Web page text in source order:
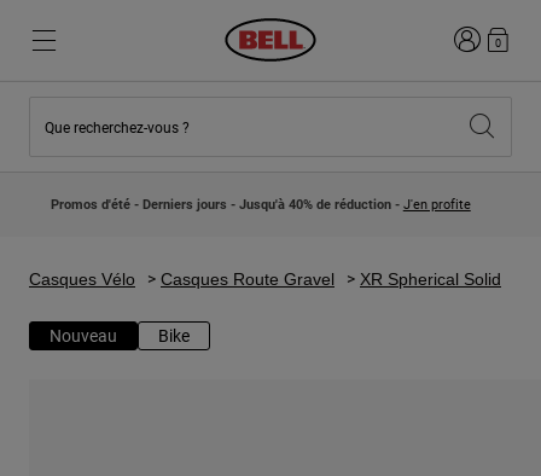
Nouveautés
Casques Motocross Enfant
Explorez Moto
Nouveautés
Lifestyle
Connexion
0
Que recherchez-vous ?
Promos d'été - Derniers jours - Jusqu'à 40% de réduction - J'en profite
Casques Vélo Casques Route Gravel XR Spherical Solid
Nouveau Bike